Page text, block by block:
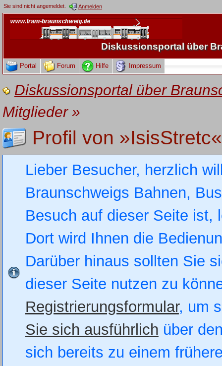
Sie sind nicht angemeldet. Anmelden
Diskussionsportal über
Portal Forum Hilfe Impressum
Diskussionsportal über
Mitglieder»
Profil von »IsisStretc«
Lieber Besucher, herzlich
Braunschweigs Bahnen,
Besuch auf dieser Seite
Dort wird Ihnen die
Darüber hinaus sollten Sie
dieser Seite nutzen zu
Registrierungsformular, um
Sie sich ausführlich über
sich bereits zu einem